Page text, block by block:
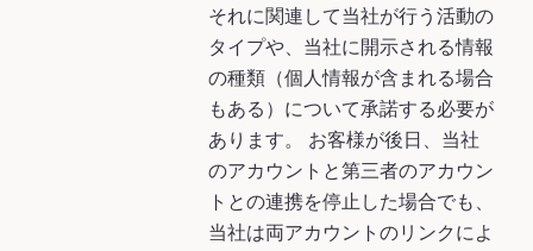
それに関連して当社が行う活動の
タイプや、当社に開示される情報
の種類（個人情報が含まれる場合
もある）について承諾する必要が
あります。 お客様が後日、当社
のアカウントと第三者のアカウン
トとの連携を停止した場合でも、
当社は両アカウントのリンクによ